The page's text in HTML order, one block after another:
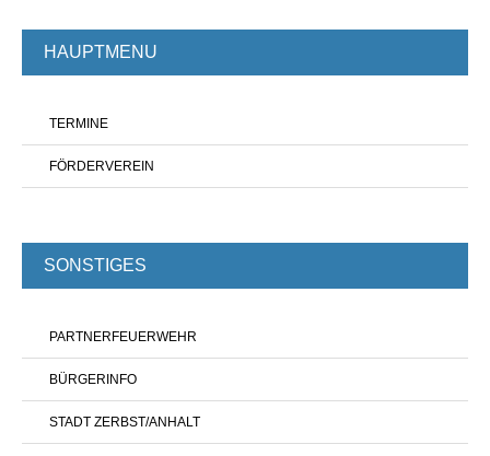
HAUPTMENU
TERMINE
FÖRDERVEREIN
SONSTIGES
PARTNERFEUERWEHR
BÜRGERINFO
STADT ZERBST/ANHALT